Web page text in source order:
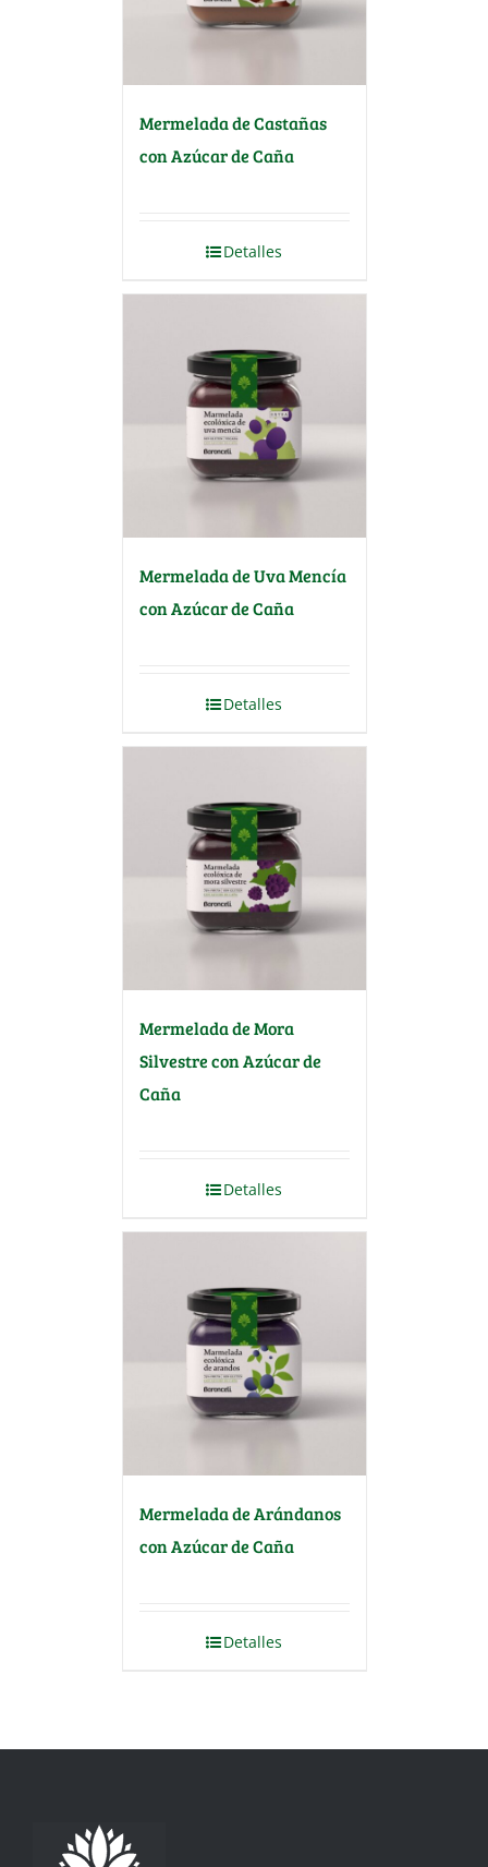
Mermelada de Castañas
con Azúcar de Caña
Detalles
Mermelada de Uva Mencía
con Azúcar de Caña
Detalles
Mermelada de Mora
Silvestre con Azúcar de
Caña
Detalles
Mermelada de Arándanos
con Azúcar de Caña
Detalles